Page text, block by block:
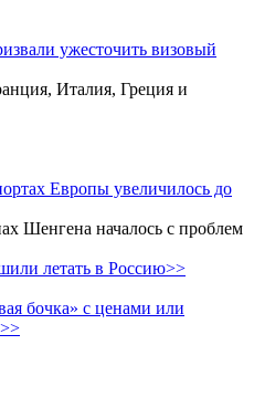
ужесточить визовый
Италия, Греция и
Европы увеличилось до
Шенгена началось с проблем
летать в Россию>>
бочка» с ценами или